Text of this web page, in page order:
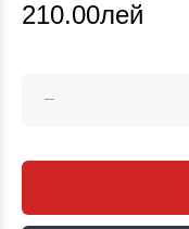
210.00лей